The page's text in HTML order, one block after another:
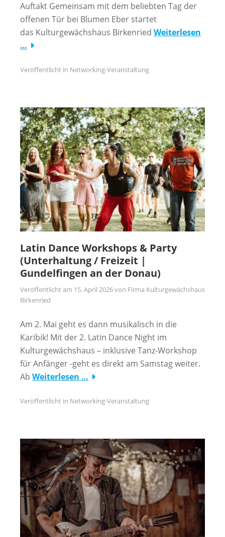
Auftakt Gemeinsam mit dem beliebten Tag der
offenen Tür bei Blumen Eber startet
das Kulturgewächshaus Birkenried Weiterlesen
…
Veröffentlicht in Networking-Veranstaltung
Latin Dance Workshops & Party
(Unterhaltung / Freizeit |
Gundelfingen an der Donau)
Veröffentlicht am 15. April 2026von Firma Kulturgewächshaus
Birkenried
Am 2. Mai geht es dann musikalisch in die
Karibik! Mit der 2. Latin Dance Night im
Kulturgewächshaus – inklusive Tanz-Workshop
für Anfänger -geht es direkt am Samstag weiter.
Ab Weiterlesen …
Veröffentlicht in Networking-Veranstaltung